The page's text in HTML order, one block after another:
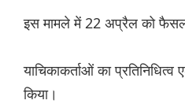
इस मामले में 22 अप्रैल को
याचिकाकर्ताओं का
किया।